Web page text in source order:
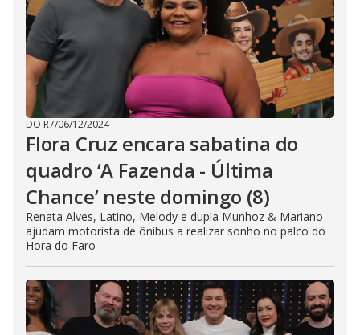
DO R7/06/12/2024
Flora Cruz encara sabatina do
quadro ‘A Fazenda - Última
Chance’ neste domingo (8)
Renata Alves, Latino, Melody e dupla Munhoz & Mariano
ajudam motorista de ônibus a realizar sonho no palco do
Hora do Faro